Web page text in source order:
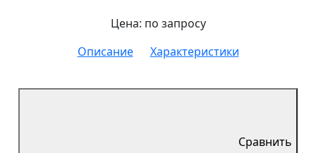
Цена: по запросу
Описание
Характеристики
Сравнить